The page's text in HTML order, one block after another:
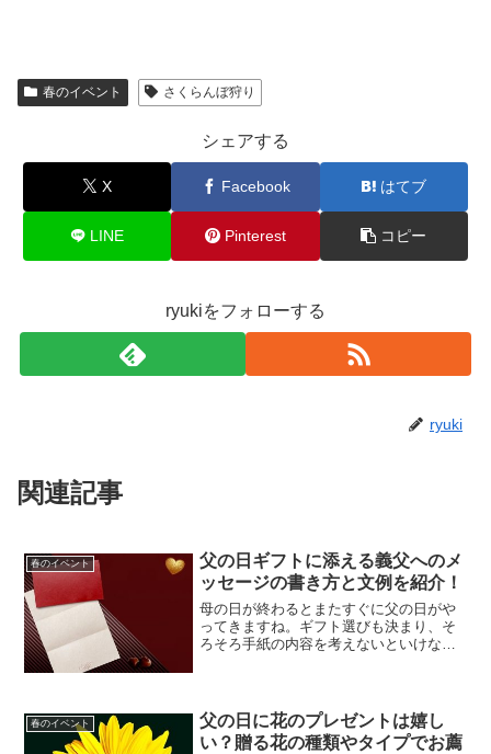
春のイベント さくらんぼ狩り
シェアする
X Facebook はてブ
LINE Pinterest コピー
ryukiをフォローする
ryuki
関連記事
春のイベント
父の日ギフトに添える義父へのメ
ッセージの書き方と文例を紹介！
母の日が終わるとまたすぐに父の日がや
ってきますね。ギフト選びも決まり、そ
ろそろ手紙の内容を考えないといけない
のです。そこで今回は父の...
春のイベント
父の日に花のプレゼントは嬉し
い？贈る花の種類やタイプでお薦